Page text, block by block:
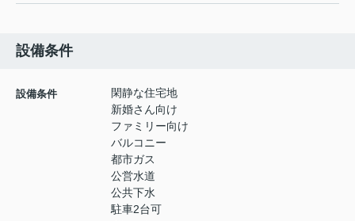
設備条件
設備条件
閑静な住宅地
新婚さん向け
ファミリー向け
バルコニー
都市ガス
公営水道
公共下水
駐車2台可